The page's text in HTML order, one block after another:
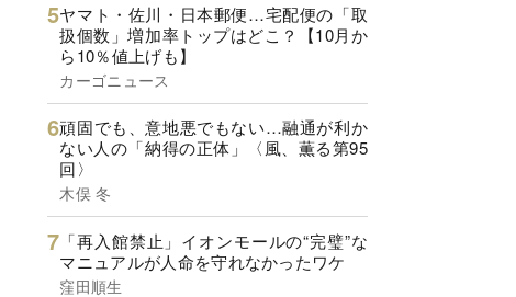
ヤマト・佐川・日本郵便…宅配便の「取
扱個数」増加率トップはどこ？【10月か
ら10％値上げも】
カーゴニュース
頑固でも、意地悪でもない…融通が利か
ない人の「納得の正体」〈風、薫る第95
回〉
木俣 冬
「再入館禁止」イオンモールの“完璧”な
マニュアルが人命を守れなかったワケ
窪田順生